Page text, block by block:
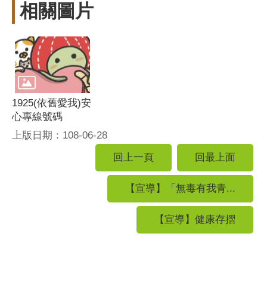
相關圖片
1925(依舊愛我)安
心專線號碼
上版日期：108-06-28
回上一頁
回最上面
【宣導】「無毒有我青...
【宣導】健康存摺